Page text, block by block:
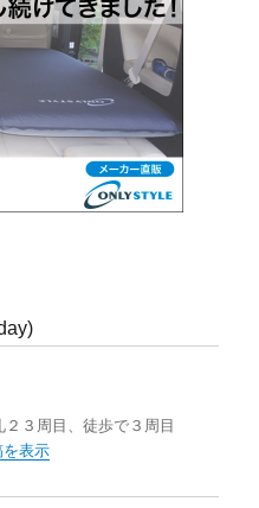
３周目、徒歩で３周目
表示